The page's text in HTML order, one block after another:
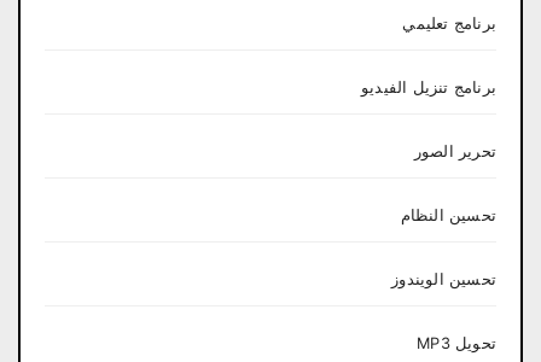
برنامج تعليمي
برنامج تنزيل الفيديو
تحرير الصور
تحسين النظام
تحسين الويندوز
تحويل MP3